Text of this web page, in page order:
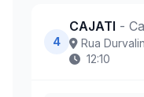
4
CAJATI -
Rua
12:10